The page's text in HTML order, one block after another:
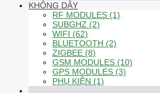
KHÔNG DÂY
RF MODULES (1)
SUBGHZ (2)
WIFI (62)
BLUETOOTH (2)
ZIGBEE (8)
GSM MODULES (10)
GPS MODULES (3)
PHỤ KIỆN (1)